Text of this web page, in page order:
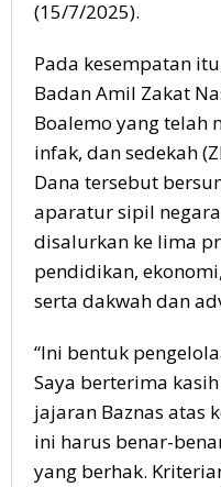
(15/7/2025).
Pada kesempatan
Badan Amil Zakat
Boalemo yang telah
infak, dan sedekah
Dana tersebut
aparatur sipil
disalurkan ke lima
pendidikan,
serta dakwah dan
“Ini bentuk
Saya berterima
jajaran Baznas atas
ini harus benar-
yang berhak.